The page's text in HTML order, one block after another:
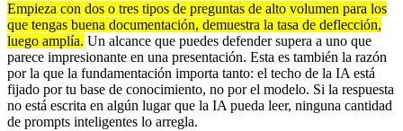
Empieza con dos o tres tipos de preguntas de alto volumen para los
que tengas buena documentación, demuestra la tasa de deflección,
luego amplía. Un alcance que puedes defender supera a uno que
parece impresionante en una presentación. Esta es también la razón
por la que la fundamentación importa tanto: el techo de la IA está
fijado por tu base de conocimiento, no por el modelo. Si la respuesta
no está escrita en algún lugar que la IA pueda leer, ninguna cantidad
de prompts inteligentes lo arregla.